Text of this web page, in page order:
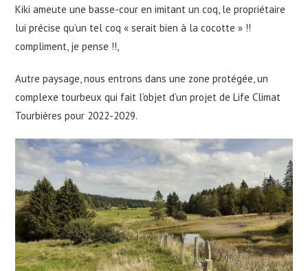
Kiki ameute une basse-cour en imitant un coq, le propriétaire
lui précise qu’un tel coq « serait bien à la cocotte » !!
compliment, je pense !!,
Autre paysage, nous entrons dans une zone protégée, un
complexe tourbeux qui fait l’objet d’un projet de Life Climat
Tourbières pour 2022-2029.